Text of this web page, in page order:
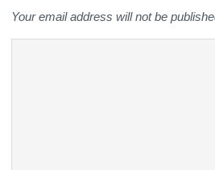
Your email address will not be